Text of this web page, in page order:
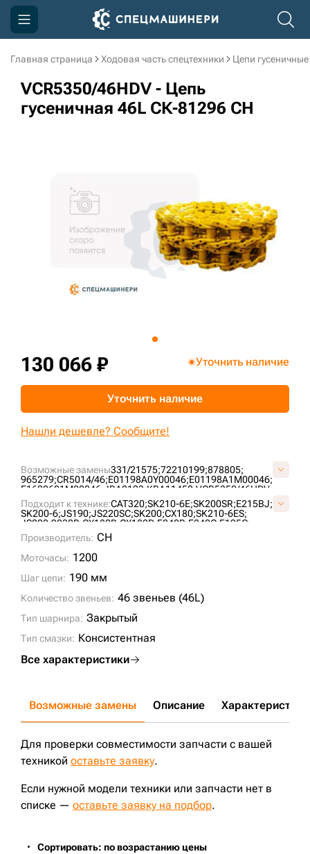
Главная страница Ходовая часть спецтехники Цепи гусеничные
VCR5350/46HDV - Цепь
гусеничная 46L СК-81296 CH
Возможные замены331/21575;72210199;878805;
965279;CR5014/46;E01198A0Y00046;E01198A1M00046;
E1622601M00046; JRA0193;KRA11450;VCR5350/46HDV;
VE0119A846;
YN62D00007F1;YN62D00017F1;
Подходит к технике:CAT320;SK210-6E;SK200SR;E215BJ;
SK200-6;JS190;JS220SC;SK200;CX180;SK210-6ES;
JS200;9030B;CX180B;CX180D;E240B;E240C;E195C;
E195EL;
E200SR;
JS190NLC;JS200 (2° TYPE);
HD820 III;
SK200 MARK V;
RH6-20;SH220-3;
Производитель: CH
Моточасы: 1200
Шаг цепи: 190 мм
Количество звеньев: 46 звеньев (46L)
Тип шарнира: Закрытый
Тип смазки: Консистентная
Все характеристики
130 066 ₽ Уточнить наличие
Уточнить наличие
Нашли дешевле? Сообщите!
Возможные замены Описание Характеристики
Для проверки совместимости запчасти с вашей
техникой оставьте заявку.
Если нужной модели техники или запчасти нет в
списке — оставьте заявку на подбор.
Сортировать: по возрастанию цены
Компания
Акции
3D тур по производству
3D тур по складам
sksale@skdst.ru